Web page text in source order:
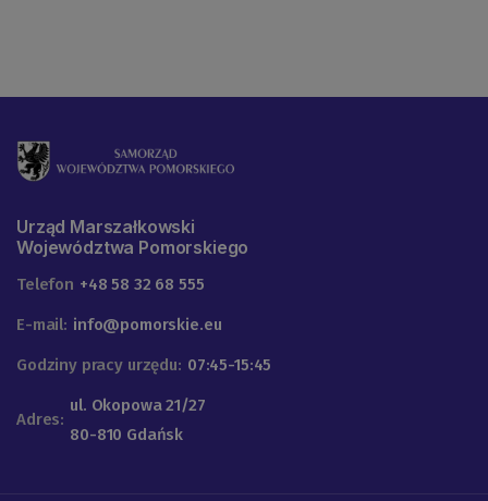
Urząd Marszałkowski
Województwa Pomorskiego
Telefon +48 58 32 68 555
E-mail: info@pomorskie.eu
Godziny pracy urzędu: 07:45-15:45
Adres:
ul. Okopowa 21/27
80-810 Gdańsk